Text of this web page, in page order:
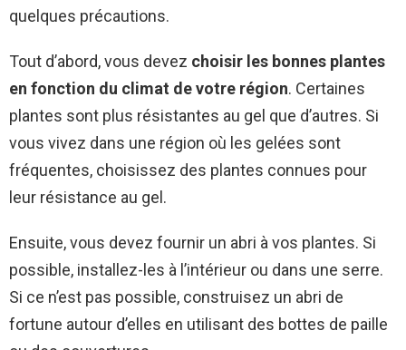
quelques précautions.
Tout d’abord, vous devez choisir les bonnes plantes
en fonction du climat de votre région. Certaines
plantes sont plus résistantes au gel que d’autres. Si
vous vivez dans une région où les gelées sont
fréquentes, choisissez des plantes connues pour
leur résistance au gel.
Ensuite, vous devez fournir un abri à vos plantes. Si
possible, installez-les à l’intérieur ou dans une serre.
Si ce n’est pas possible, construisez un abri de
fortune autour d’elles en utilisant des bottes de paille